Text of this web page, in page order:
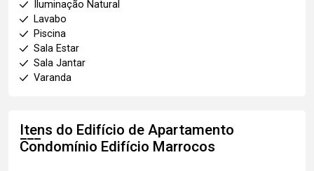
Iluminação Natural
Lavabo
Piscina
Sala Estar
Sala Jantar
Varanda
Itens do Edifício de Apartamento
Condomínio Edifício Marrocos